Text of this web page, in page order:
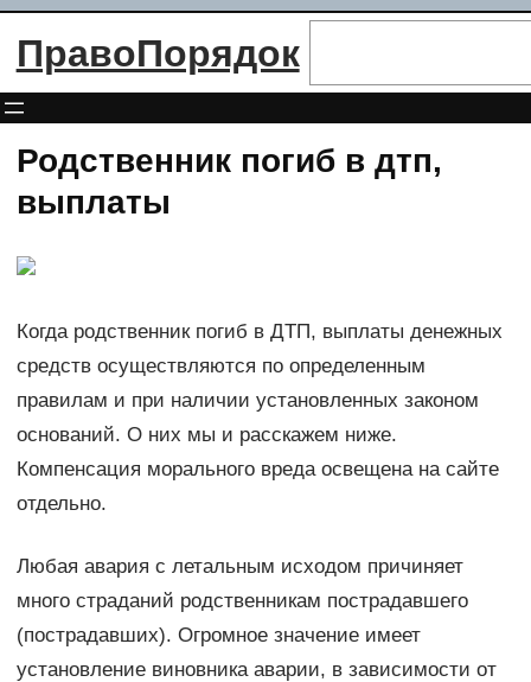
Перейти
ПравоПорядок
Родственник погиб в дтп,
выплаты
Когда родственник погиб в ДТП, выплаты денежных
средств осуществляются по определенным
правилам и при наличии установленных законом
оснований. О них мы и расскажем ниже.
Компенсация морального вреда освещена на сайте
отдельно.
Любая авария с летальным исходом причиняет
много страданий родственникам пострадавшего
(пострадавших). Огромное значение имеет
установление виновника аварии, в зависимости от